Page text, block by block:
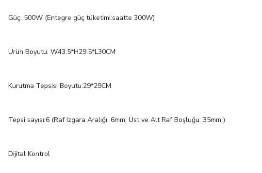
Güç: 500W (Entegre güç tüketimi:saatte 300W)
Ürün Boyutu: W43.5*H29.5*L30CM
Kurutma Tepsisi Boyutu:29*29CM
Tepsi sayısı:6 (Raf Izgara Aralığı: 6mm; Üst ve Alt Raf Boşluğu: 35mm )
Dijital Kontrol